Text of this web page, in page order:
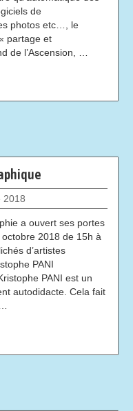
de
photos etc…, le
partage et
de l’Ascension, …
2018
a ouvert ses portes
2018 de 15h à
d’artistes
PANI
PANI est un
autodidacte. Cela fait